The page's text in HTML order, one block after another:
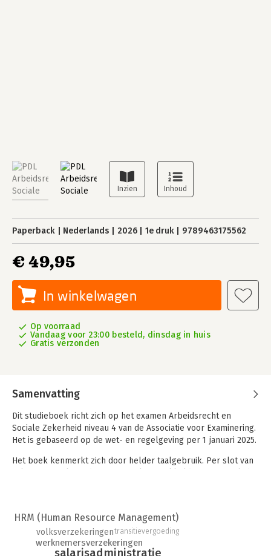
Paperback Nederlands 2026 1e druk 9789463175562
€ 49,95
In winkelwagen
Op voorraad
Vandaag voor 23:00 besteld, dinsdag in huis
Gratis verzonden
Samenvatting
Dit studieboek richt zich op het examen Arbeidsrecht en
Sociale Zekerheid niveau 4 van de Associatie voor Examinering.
Het is gebaseerd op de wet- en regelgeving per 1 januari 2025.
Het boek kenmerkt zich door helder taalgebruik. Per slot van
Bij dit theorieboek hoort een opgavenboek met toetsvragen
voor elk hoofdstuk, in de vorm van open vragen en multiple
salarisadministratie
werknemersverzekeringen
HRM (Human Resource Management)
volksverzekeringentransitievergoeding